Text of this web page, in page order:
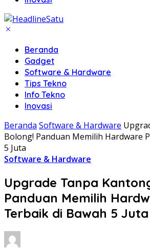
Beranda
Gadget
Software & Hardware
Tips Tekno
Info Tekno
Inovasi
Beranda Software & Hardware
Bolong! Panduan Memilih Hardware
5 Juta
Software & Hardware
Upgrade Tanpa
Panduan Memilih
Terbaik di Bawah 5 Juta